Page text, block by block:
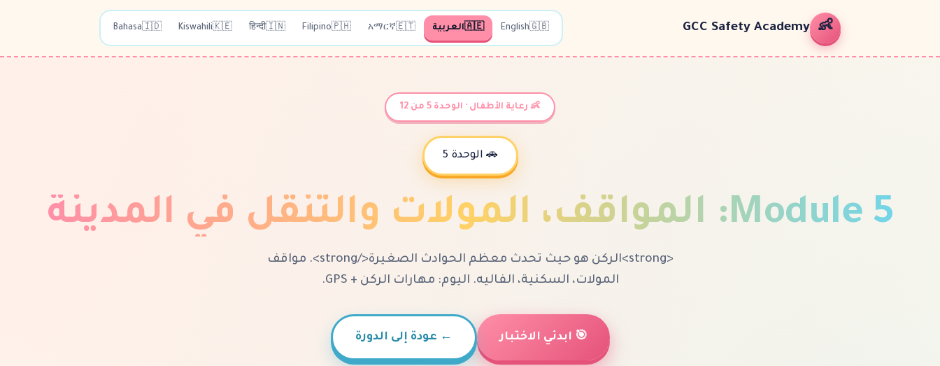
👶
GCC Safety Academy
🇬🇧
English
🇦🇪العربية 🇪🇹
አማርኛ
🇵🇭
Filipino
🇮🇳
हिन्दी
🇰🇪
Kiswahili
🇮🇩
Bahasa
👶 رعاية الأطفال · الوحدة 5 من 12
🚗 الوحدة 5
Module 5
: المواقف، المولات والتنقل في المدينة
<strong>الركن هو حيث تحدث معظم الحوادث الصغيرة</strong>. مواقف
المولات، السكنية، الفاليه. اليوم: مهارات الركن + GPS.
🎯 ابدئي الاختبار ← عودة إلى الدورة